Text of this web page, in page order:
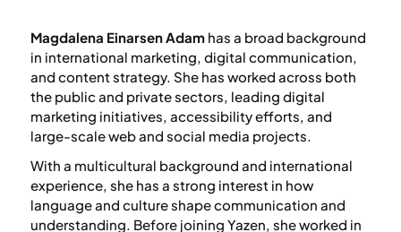
Magdalena Einarsen Adamhas a broad background
in international marketing, digital communication,
and content strategy. She has worked across both
the public and private sectors, leading digital
marketing initiatives, accessibility efforts, and
large-scale web and social media projects.
With a multicultural background and international
experience, she has a strong interest in how
language and culture shape communication and
understanding. Before joining Yazen, she worked in